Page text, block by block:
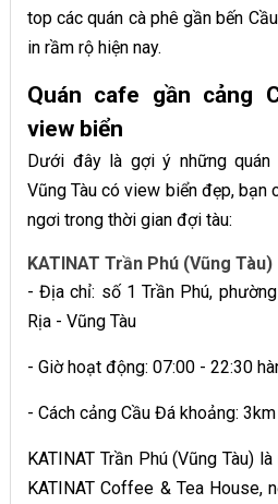
top các quán cà phê gần bến
in rầm rộ hiện nay.
Quán cafe gần cảng
view biển
Dưới đây là gợi ý những
Vũng Tàu có view biển đẹp, bạn
ngơi trong thời gian đợi tàu:
KATINAT Trần Phú (Vũng Tàu)
- Địa chỉ: số 1 Trần Phú,
Rịa - Vũng Tàu
- Giờ hoạt động: 07:00 - 22:30
- Cách cảng Cầu Đá khoảng: 3km
KATINAT Trần Phú (Vũng Tàu)
KATINAT Coffee & Tea House,